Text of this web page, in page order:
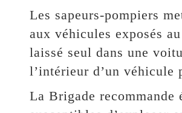
Les sapeurs-pompiers
aux véhicules exposés
laissé seul dans une
l’intérieur d’un véhicule
La Brigade recommande